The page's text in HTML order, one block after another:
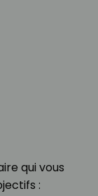
qui vous
: